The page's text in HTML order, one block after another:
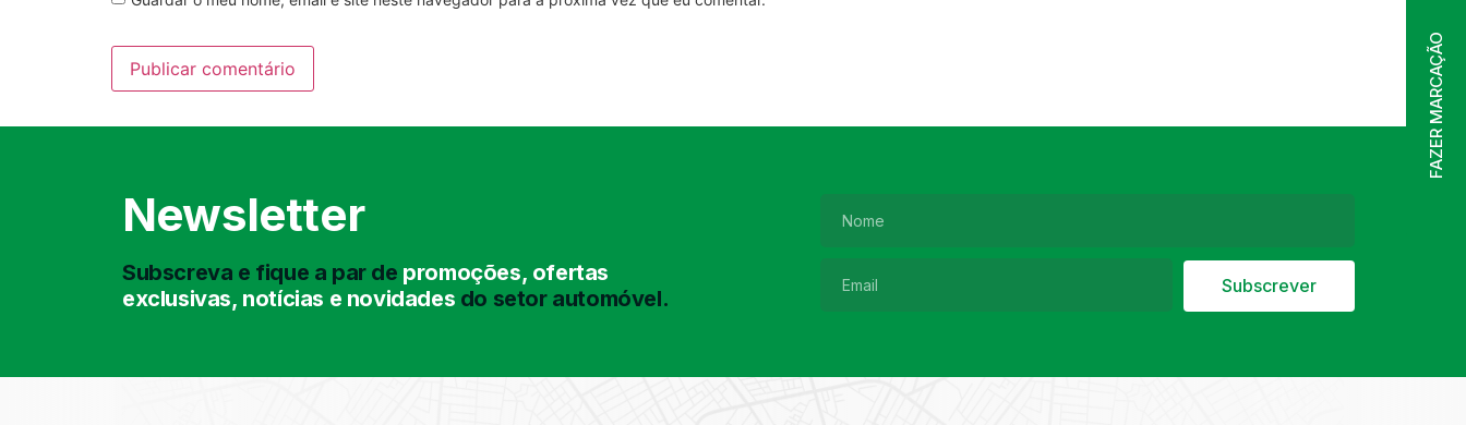
FAZER MARCAÇÃO
Newsletter
Subscreva e fique a par de promoções, ofertas
exclusivas, notícias e novidades do setor automóvel. Subscrever
Pesquisa de